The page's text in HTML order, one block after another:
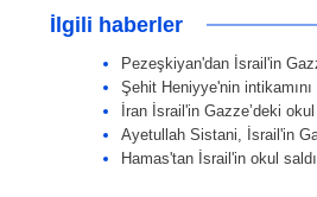
İlgili haberler
Pezeşkiyan'dan İsrail'in
Şehit Heniyye'nin
İran İsrail'in Gazze’deki okul
Ayetullah Sistani, İsrail'in
Hamas'tan İsrail'in okul